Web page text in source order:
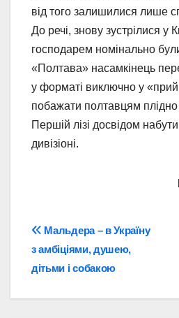
від того залишилися лише
До речі, знову зустрілися у
господарем номінально
«Полтава» насамкінець
у форматі виключно у
побажати полтавцям плідно
Першій лізі досвідом
дивізіоні.
Навігація
записів
Мальдера – в Україну
з амбіціями, душею,
дітьми і собакою